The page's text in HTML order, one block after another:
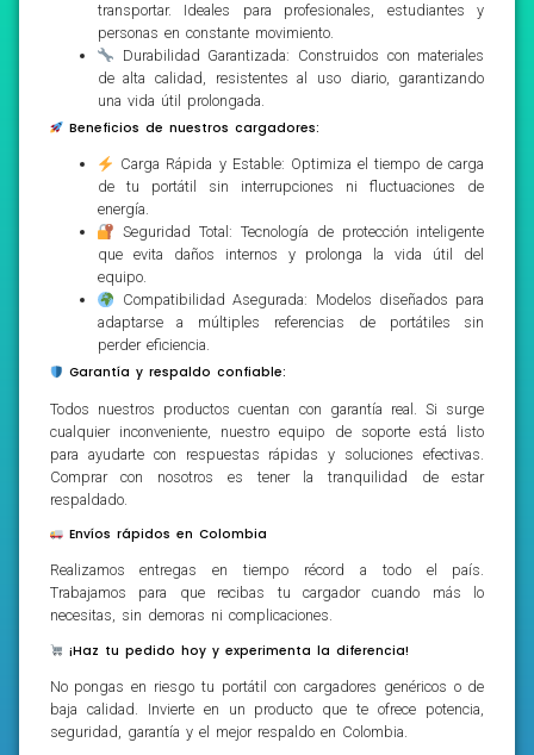
transportar. Ideales para profesionales, estudiantes y
personas en constante movimiento.
Durabilidad Garantizada: Construidos con materiales
de alta calidad, resistentes al uso diario, garantizando
una vida útil prolongada.
Beneficios de nuestros cargadores:
Carga Rápida y Estable: Optimiza el tiempo de carga
de tu portátil sin interrupciones ni fluctuaciones de
energía.
Seguridad Total: Tecnología de protección inteligente
que evita daños internos y prolonga la vida útil del
equipo.
Compatibilidad Asegurada: Modelos diseñados para
adaptarse a múltiples referencias de portátiles sin
perder eficiencia.
Garantía y respaldo confiable:
Todos nuestros productos cuentan con garantía real. Si surge
cualquier inconveniente, nuestro equipo de soporte está listo
para ayudarte con respuestas rápidas y soluciones efectivas.
Comprar con nosotros es tener la tranquilidad de estar
respaldado.
Envíos rápidos en Colombia
Realizamos entregas en tiempo récord a todo el país.
Trabajamos para que recibas tu cargador cuando más lo
necesitas, sin demoras ni complicaciones.
¡Haz tu pedido hoy y experimenta la diferencia!
No pongas en riesgo tu portátil con cargadores genéricos o de
baja calidad. Invierte en un producto que te ofrece potencia,
seguridad, garantía y el mejor respaldo en Colombia.